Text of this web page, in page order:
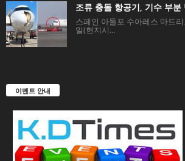
조류 충돌 항공기, 기수 부분
스페인 아돌포 수아레스 마드
일(현지시...
이벤트 안내